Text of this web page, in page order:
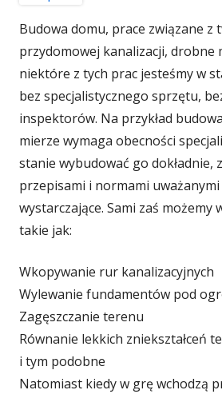
Budowa domu, prace związane z
przydomowej kanalizacji, drobne
niektóre z tych prac jesteśmy w
bez specjalistycznego sprzętu,
inspektorów. Na przykład
mierze wymaga obecności
stanie wybudować go dokładnie,
przepisami i normami
wystarczające. Sami zaś możemy
takie jak:
Wkopywanie rur kanalizacyjnych
Wylewanie fundamentów pod
Zagęszczanie terenu
Równanie lekkich zniekształceń
i tym podobne
Natomiast kiedy w grę wchodzą